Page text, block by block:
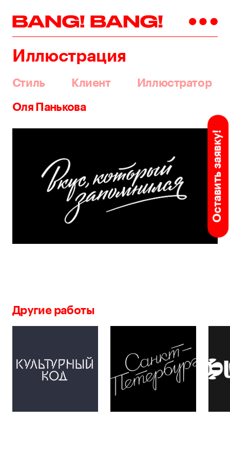
Иллюстрация
Стиль Клиент Иллюстратор
Оставить заявку!
Оля Панькова
Другие работы